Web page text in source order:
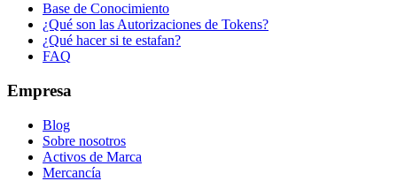
Base de Conocimiento
¿Qué son las Autorizaciones de Tokens?
¿Qué hacer si te estafan?
FAQ
Empresa
Blog
Sobre nosotros
Activos de Marca
Mercancía